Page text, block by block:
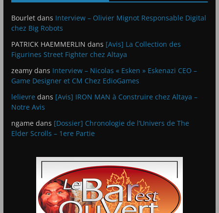
Bourletdans Interview – Olivier Mignot Responsable Digital
chez Big Robots
PATRICK HAEMMERLIN dans [Avis] La Collection des
Figurines Street Fighter chez Altaya
zeamydans Interview – Nicolas « Esken » Eskenazi CEO –
Game Designer et CM Chez EdioGames
lelievre dans [Avis] IRON MAN à Construire chez Altaya –
Notre Avis
ngame dans [Dossier] Chronologie de l’Univers de The
Elder Scrolls – 1ere Partie